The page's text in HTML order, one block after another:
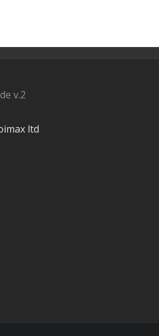
v.2
ltd